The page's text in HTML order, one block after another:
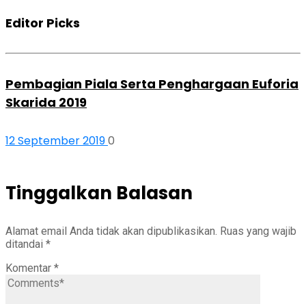
Editor Picks
Pembagian Piala Serta Penghargaan Euforia
Skarida 2019
12 September 20190
Tinggalkan Balasan
Alamat email Anda tidak akan dipublikasikan. Ruas yang wajib
ditandai *
Komentar *